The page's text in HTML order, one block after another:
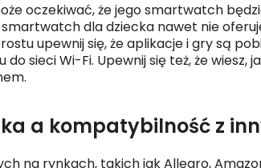
oczekiwać, że jego smartwatch
smartwatch dla dziecka nawet nie
upewnij się, że aplikacje i gry są
do sieci Wi-Fi. Upewnij się też, że
a kompatybilność z
na rynkach, takich jakAllegro,